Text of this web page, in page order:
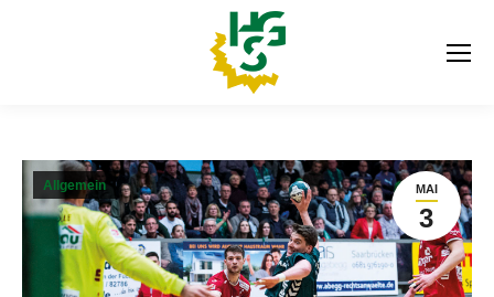
MAI
3
Allgemein